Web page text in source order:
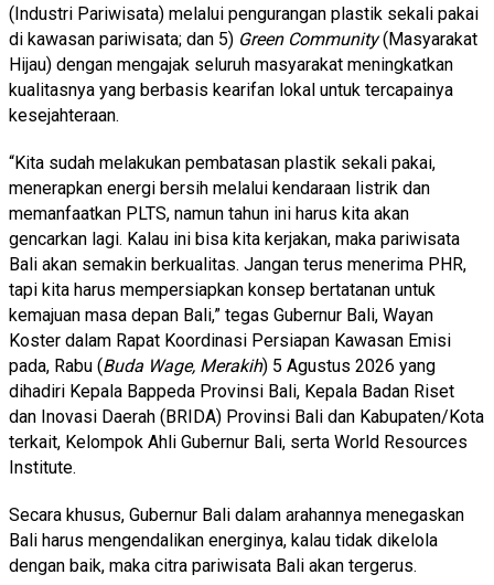
(Industri Pariwisata) melalui pengurangan plastik sekali pakai
di kawasan pariwisata; dan 5) Green Community(Masyarakat
Hijau) dengan mengajak seluruh masyarakat meningkatkan
kualitasnya yang berbasis kearifan lokal untuk tercapainya
kesejahteraan.
“Kita sudah melakukan pembatasan plastik sekali pakai,
menerapkan energi bersih melalui kendaraan listrik dan
memanfaatkan PLTS, namun tahun ini harus kita akan
gencarkan lagi. Kalau ini bisa kita kerjakan, maka pariwisata
Bali akan semakin berkualitas. Jangan terus menerima PHR,
tapi kita harus mempersiapkan konsep bertatanan untuk
kemajuan masa depan Bali,” tegas Gubernur Bali, Wayan
Koster dalam Rapat Koordinasi Persiapan Kawasan Emisi
pada, Rabu (Buda Wage, Merakih) 5 Agustus 2026 yang
dihadiri Kepala Bappeda Provinsi Bali, Kepala Badan Riset
dan Inovasi Daerah (BRIDA) Provinsi Bali dan Kabupaten/Kota
terkait, Kelompok Ahli Gubernur Bali, serta World Resources
Institute.
Secara khusus, Gubernur Bali dalam arahannya menegaskan
Bali harus mengendalikan energinya, kalau tidak dikelola
dengan baik, maka citra pariwisata Bali akan tergerus.